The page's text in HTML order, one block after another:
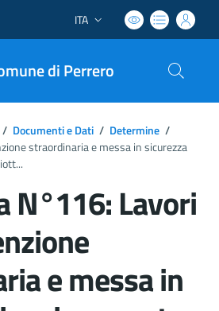
Lingua attiva:
ITA
di Perrero
/ Documenti e Dati / Determine /
straordinaria e messa in sicurezza
N°116: Lavori
e messa in